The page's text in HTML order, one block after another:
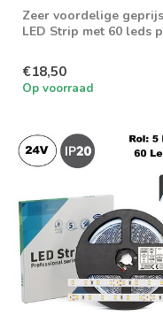
Zeer voordelige
LED Strip met 60 leds
licht...
€18,50
Op voorraad